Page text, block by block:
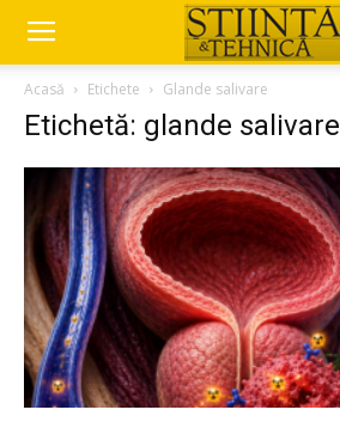
Acasă Etichete Glande salivare
Etichetă: glande salivare